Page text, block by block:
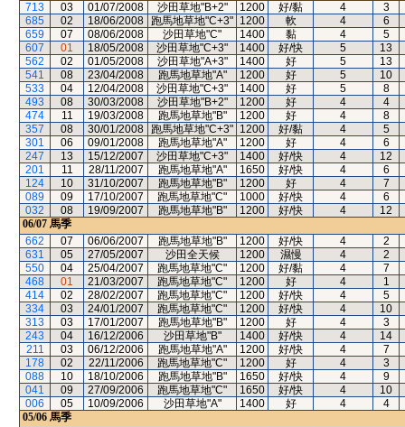
713
03 01/07/2008 沙田草地"B+2" 1200 好/黏 4
3
685
02 18/06/2008 跑馬地草地"C+3" 1200 軟 4
6
659
07 08/06/2008 沙田草地"C" 1400 黏 4
5
607
01 18/05/2008 沙田草地"C+3" 1400 好/快 5
13
562
02 01/05/2008 沙田草地"A+3" 1400 好 5
13
541
08 23/04/2008 跑馬地草地"A" 1200 好 5
10
533
04 12/04/2008 沙田草地"C+3" 1400 好 5
8
493
08 30/03/2008 沙田草地"B+2" 1200 好 4
4
474
11 19/03/2008 跑馬地草地"B" 1200 好 4
8
357
08 30/01/2008 跑馬地草地"C+3" 1200 好/黏 4
5
301
06 09/01/2008 跑馬地草地"A" 1200 好 4
6
247
13 15/12/2007 沙田草地"C+3" 1400 好/快 4
12
201
11 28/11/2007 跑馬地草地"A" 1650 好/快 4
6
124
10 31/10/2007 跑馬地草地"B" 1200 好 4
7
089
09 17/10/2007 跑馬地草地"C" 1000 好/快 4
6
032
08 19/09/2007 跑馬地草地"B" 1200 好/快 4
12
06/07 馬季
662
07 06/06/2007 跑馬地草地"B" 1200 好/快 4
2
631
05 27/05/2007 沙田全天候 1200 濕慢 4
2
550
04 25/04/2007 跑馬地草地"C" 1200 好/黏 4
7
468
01 21/03/2007 跑馬地草地"C" 1200 好 4
1
414
02 28/02/2007 跑馬地草地"C" 1200 好/快 4
5
334
03 24/01/2007 跑馬地草地"C" 1200 好/快 4
10
313
03 17/01/2007 跑馬地草地"B" 1200 好 4
3
243
04 16/12/2006 沙田草地"B" 1400 好/快 4
14
211
03 06/12/2006 跑馬地草地"A" 1200 好/快 4
7
178
02 22/11/2006 跑馬地草地"C" 1200 好 4
3
088
10 18/10/2006 跑馬地草地"B" 1650 好/快 4
9
041
09 27/09/2006 跑馬地草地"C" 1650 好/快 4
10
006
05 10/09/2006 沙田草地"A" 1400 好 4
4
05/06 馬季